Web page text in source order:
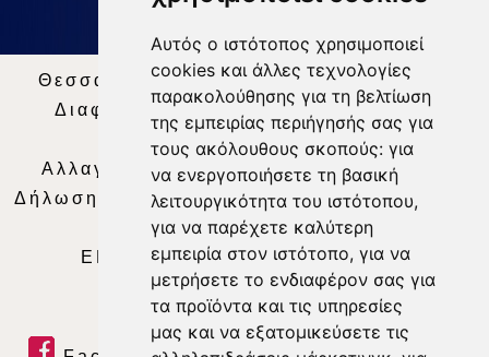
Αυτός ο ιστότοπος χρησιμοποιεί
cookies και άλλες τεχνολογίες
παρακολούθησης για τη βελτίωση
της εμπειρίας περιήγησής σας για
τους ακόλουθους σκοπούς: για
να ενεργοποιήσετε τη βασική
λειτουργικότητα του ιστότοπου,
για να παρέχετε καλύτερη
εμπειρία στον ιστότοπο, για να
μετρήσετε το ενδιαφέρον σας για
τα προϊόντα και τις υπηρεσίες
μας και να εξατομικεύσετε τις
Θεσσαλία Τηλεόραση|SNG Services
Διαφήμιση | Όροι Χρήσης |Δήλωση
Απορρήτου |
Περιεχόμενο
Αλλαγή Προτιμήσεων για τα Cookies
Δήλωση συμμόρφωσης με τη σύσταση (ΕΕ)
2018/334|Ταυτότητα
ΕΝΗΜΕΡΩΣΗ |WEB TV| LIVE